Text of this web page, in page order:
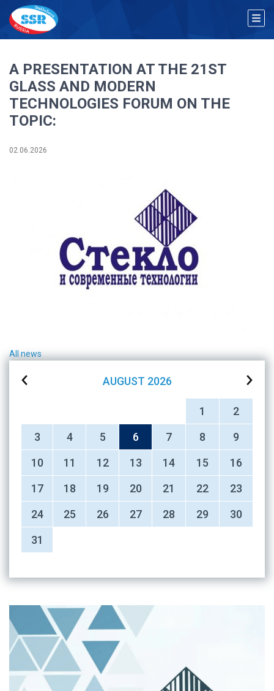
A PRESENTATION AT THE 21ST
GLASS AND MODERN
TECHNOLOGIES FORUM ON THE
TOPIC:
02.06.2026
All news
AUGUST 2026
1
2
3
4 5 6 7 8
9
10
11 12 13 14 15
16
17
18 19 20 21 22
23
24
25 26 27 28 29
30
31